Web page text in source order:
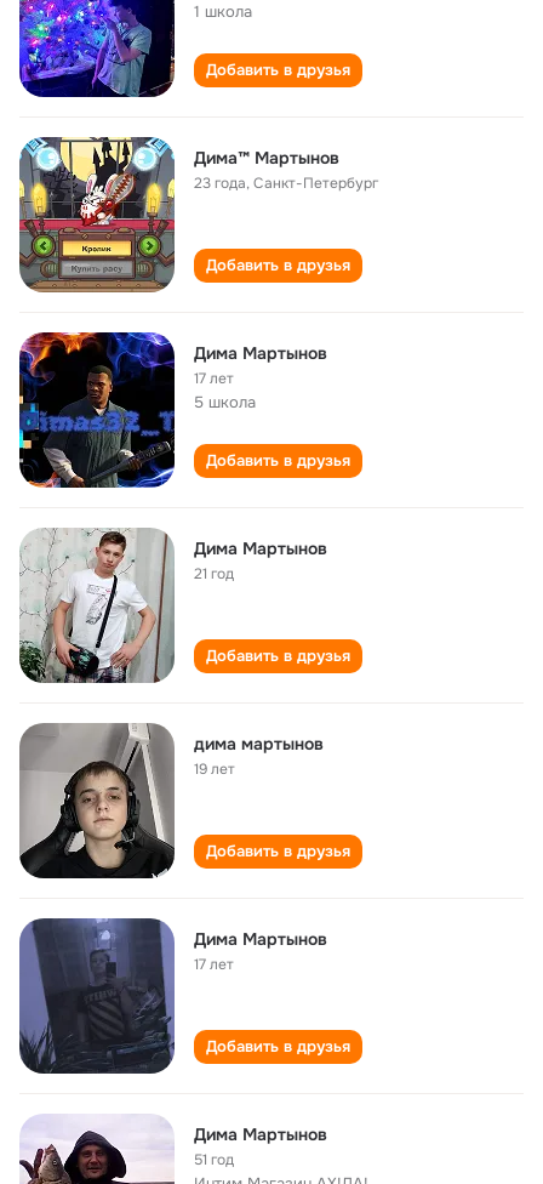
1 школа
Добавить в друзья
Дима™ Мартынов
23 года,Санкт-Петербург
Добавить в друзья
Дима Мартынов
17 лет
5 школа
Добавить в друзья
Дима Мартынов
21 год
Добавить в друзья
дима мартынов
19 лет
Добавить в друзья
Дима Мартынов
17 лет
Добавить в друзья
Дима Мартынов
51 год